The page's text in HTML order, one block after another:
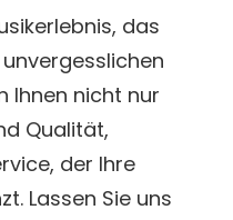
das
Ihnen nicht nur
Qualität,
der Ihre
Lassen Sie uns